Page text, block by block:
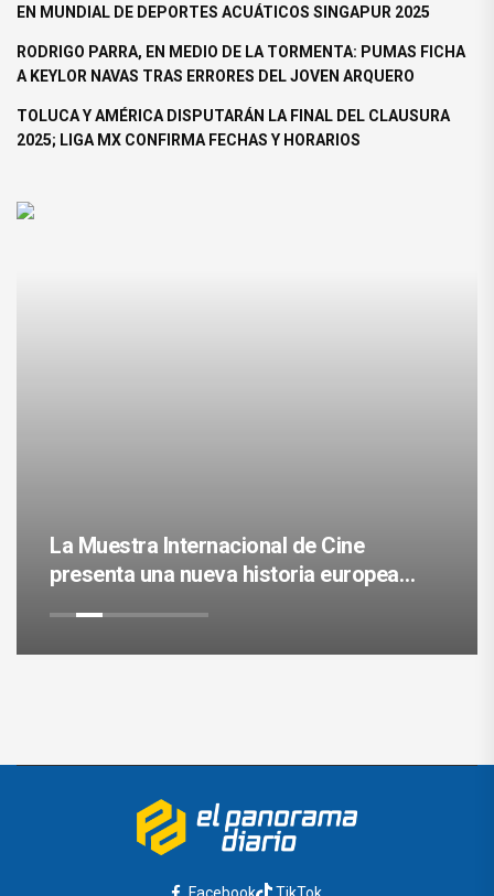
EN MUNDIAL DE DEPORTES ACUÁTICOS SINGAPUR 2025
RODRIGO PARRA, EN MEDIO DE LA TORMENTA: PUMAS FICHA
A KEYLOR NAVAS TRAS ERRORES DEL JOVEN ARQUERO
TOLUCA Y AMÉRICA DISPUTARÁN LA FINAL DEL CLAUSURA
2025; LIGA MX CONFIRMA FECHAS Y HORARIOS
La Muestra Internacional de Cine
presenta una nueva historia europea
Facebook TikTok